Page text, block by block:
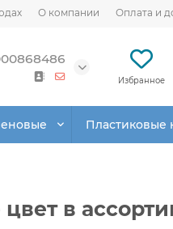
О компании Оплата и
Избранное
Пластиковые
в